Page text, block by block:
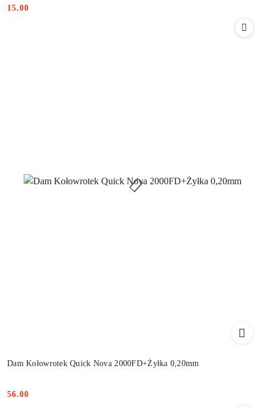
Cena:
15.00
Dam Kołowrotek Quick Nova 2000FD+Żyłka 0,20mm
Cena:
56.00